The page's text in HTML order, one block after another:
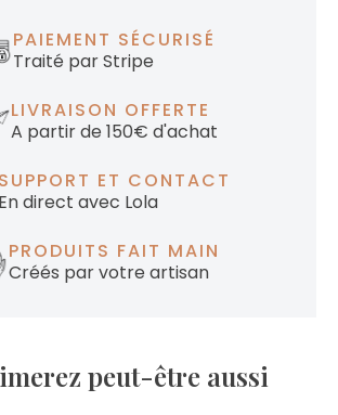
PAIEMENT SÉCURISÉ
Traité par Stripe
LIVRAISON OFFERTE
A partir de 150€ d'achat
SUPPORT ET CONTACT
En direct avec Lola
PRODUITS FAIT MAIN
Créés par votre artisan
peut-être aussi